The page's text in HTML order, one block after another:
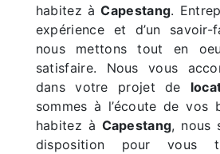
habitez àCapestang.
expérience et d’un
nous mettons tout en
satisfaire. Nous vous
dans votre projet de
sommes à l’écoute de vos
habitez à Capestang, nous
disposition pour vous